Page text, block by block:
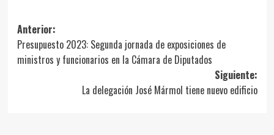
Navegación
de
entradas
Anterior:
Presupuesto 2023: Segunda jornada de exposiciones de
ministros y funcionarios en la Cámara de Diputados
Siguiente:
La delegación José Mármol tiene nuevo edificio